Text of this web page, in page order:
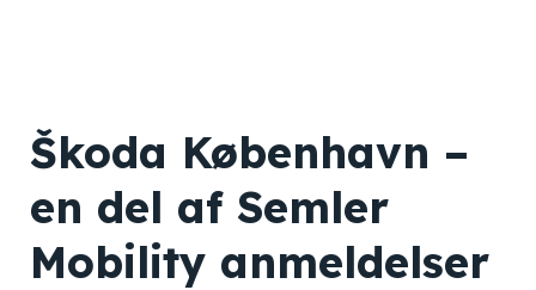
Škoda København –
en del af Semler
Mobility anmeldelser